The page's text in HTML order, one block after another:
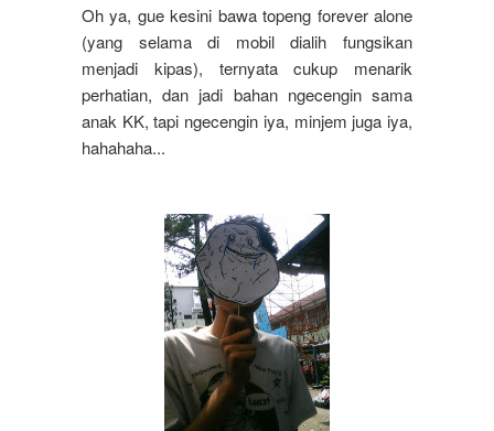
Oh ya, gue kesini bawa topeng forever alone
(yang selama di mobil dialih fungsikan
menjadi kipas), ternyata cukup menarik
perhatian, dan jadi bahan ngecengin sama
anak KK, tapi ngecengin iya, minjem juga iya,
hahahaha...